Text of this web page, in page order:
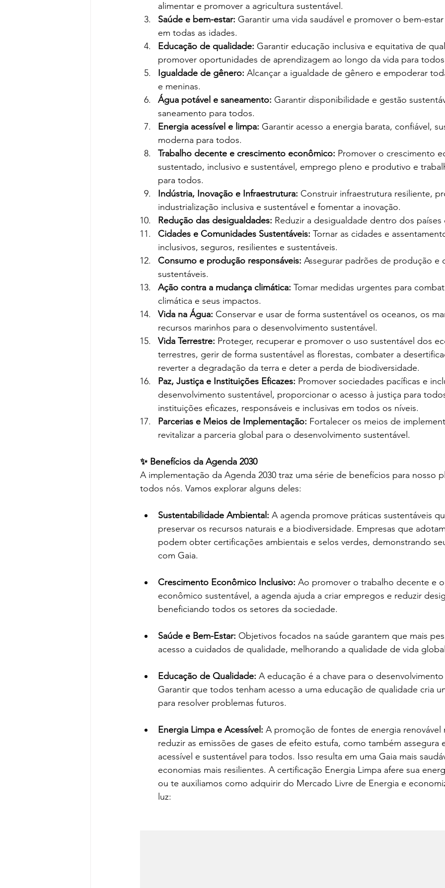
alimentar e promover a agricultura sustentável.
Saúde e bem-estar: Garantir uma vida saudável e promover o bem-
em todas as idades.
Educação de qualidade: Garantir educação inclusiva e equitativa de
promover oportunidades de aprendizagem ao longo da vida para
Igualdade de gênero: Alcançar a igualdade de gênero e empoderar
e meninas.
Água potável e saneamento: Garantir disponibilidade e gestão
saneamento para todos.
Energia acessível e limpa: Garantir acesso a energia barata, confiável,
moderna para todos.
Trabalho decente e crescimento econômico: Promover o crescimento
sustentado, inclusivo e sustentável, emprego pleno e produtivo e
para todos.
Indústria, Inovação e Infraestrutura: Construir infraestrutura resiliente,
industrialização inclusiva e sustentável e fomentar a inovação.
Redução das desigualdades: Reduzir a desigualdade dentro dos países
Cidades e Comunidades Sustentáveis: Tornar as cidades e
inclusivos, seguros, resilientes e sustentáveis.
Consumo e produção responsáveis: Assegurar padrões de produção e
sustentáveis.
Ação contra a mudança climática: Tomar medidas urgentes para
climática e seus impactos.
Vida na Água: Conservar e usar de forma sustentável os oceanos, os
recursos marinhos para o desenvolvimento sustentável.
Vida Terrestre: Proteger, recuperar e promover o uso sustentável dos
terrestres, gerir de forma sustentável as florestas, combater a
reverter a degradação da terra e deter a perda de biodiversidade.
Paz, Justiça e Instituições Eficazes: Promover sociedades pacíficas e
desenvolvimento sustentável, proporcionar o acesso à justiça para
instituições eficazes, responsáveis e inclusivas em todos os níveis.
Parcerias e Meios de Implementação: Fortalecer os meios de
revitalizar a parceria global para o desenvolvimento sustentável.
✨ Benefícios da Agenda 2030
A implementação da Agenda 2030 traz uma série de benefícios para nosso
todos nós. Vamos explorar alguns deles:
Sustentabilidade Ambiental: A agenda promove práticas sustentáveis
preservar os recursos naturais e a biodiversidade. Empresas que
podem obter certificações ambientais e selos verdes, demonstrando
com Gaia.
Crescimento Econômico Inclusivo: Ao promover o trabalho decente e
econômico sustentável, a agenda ajuda a criar empregos e reduzir
beneficiando todos os setores da sociedade.
Saúde e Bem-Estar: Objetivos focados na saúde garantem que mais
acesso a cuidados de qualidade, melhorando a qualidade de vida
Educação de Qualidade: A educação é a chave para o
Garantir que todos tenham acesso a uma educação de qualidade cria
para resolver problemas futuros.
Energia Limpa e Acessível: A promoção de fontes de energia renovável
reduzir as emissões de gases de efeito estufa, como também assegura
acessível e sustentável para todos. Isso resulta em uma Gaia mais
economias mais resilientes. A certificação Energia Limpa afere sua
ou te auxiliamos como adquirir do Mercado Livre de Energia e
luz: